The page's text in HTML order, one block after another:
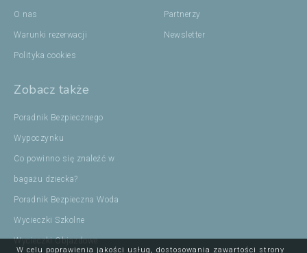
O nas
Warunki rezerwacji
Polityka cookies
Partnerzy
Newsletter
Zobacz także
Poradnik Bezpiecznego
Wypoczynku
Co powinno się znaleźć w
bagażu dziecka?
Poradnik Bezpieczna Woda
Wycieczki Szkolne
Wycieczki Objazdowe
W celu poprawienia jakości usług, dostosowania zawartości strony